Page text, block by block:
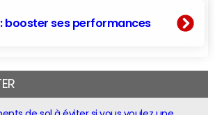
booster ses performances